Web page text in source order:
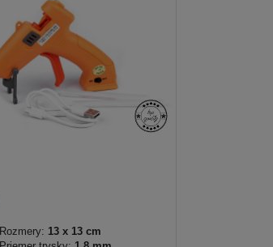
Rozmery: 13 x 13 cm